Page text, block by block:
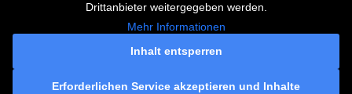
Drittanbieter weitergegeben werden.
Mehr Informationen
Inhalt entsperren
Erforderlichen Service akzeptieren und Inhalte